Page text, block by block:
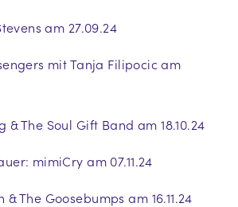
am 27.09.24
mit Tanja Filipocic am
& The Soul Gift Band am 18.10.24
mimiCry am 07.11.24
The Goosebumps am 16.11.24